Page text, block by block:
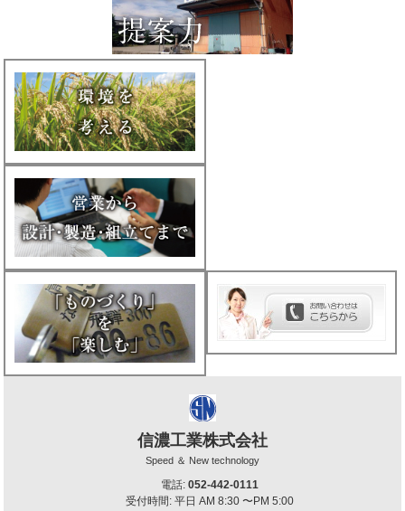
信濃工業株式会社
Speed ＆ New technology
電話:052-442-0111
受付時間: 平日 AM 8:30 〜PM 5:00